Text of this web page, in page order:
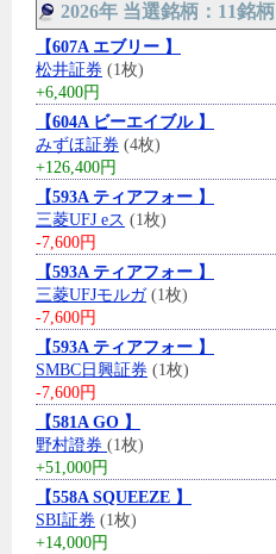
2026年 当選銘柄：11銘柄
【607A エブリー 】
松井証券 (1枚)
+6,400円
【604A ビーエイブル 】
みずほ証券 (4枚)
+126,400円
【593A ティアフォー 】
三菱UFJ eス (1枚)
-7,600円
【593A ティアフォー 】
三菱UFJモルガ(1枚)
-7,600円
【593A ティアフォー 】
SMBC日興証券 (1枚)
-7,600円
【581A GO 】
野村證券 (1枚)
+51,000円
【558A SQUEEZE 】
SBI証券 (1枚)
+14,000円